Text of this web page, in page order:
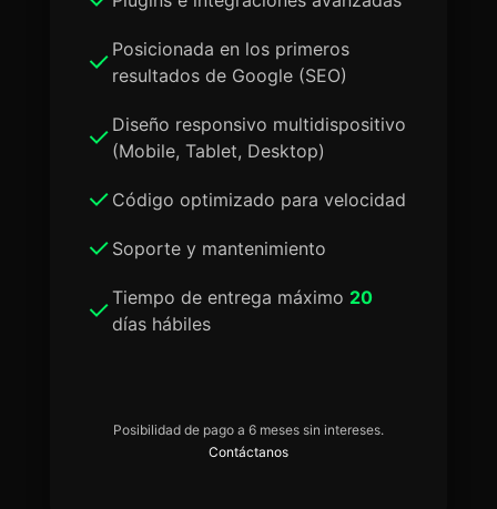
Posicionada en los primeros
resultados de Google (SEO)
Diseño responsivo multidispositivo
(Mobile, Tablet, Desktop)
Código optimizado para velocidad
Soporte y mantenimiento
Tiempo de entrega máximo 20
días hábiles
Posibilidad de pago a 6 meses sin intereses.
Contáctanos